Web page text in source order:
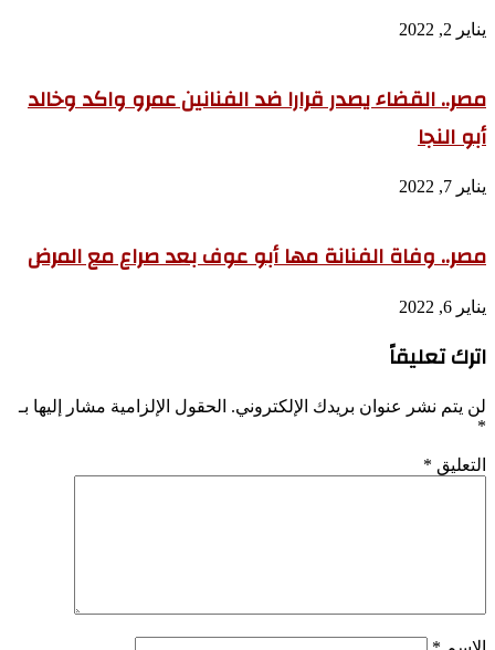
يناير 2, 2022
مصر.. القضاء يصدر قرارا ضد الفنانين عمرو واكد وخالد
أبو النجا
يناير 7, 2022
مصر.. وفاة الفنانة مها أبو عوف بعد صراع مع المرض
يناير 6, 2022
اترك تعليقاً
لن يتم نشر عنوان بريدك الإلكتروني. الحقول الإلزامية مشار إليها بـ
*
التعليق *